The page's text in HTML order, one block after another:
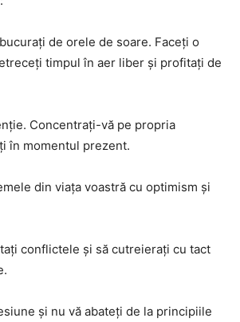
de orele de soare. Faceți o
timpul în aer liber și profitați de
Concentrați-vă pe propria
în momentul prezent.
din viața voastră cu optimism și
conflictele și să cutreierați cu tact
și nu vă abateți de la principiile